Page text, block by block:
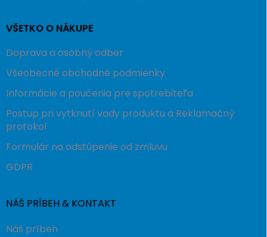
VŠETKO O NÁKUPE
Doprava a osobný odber
Všeobecné obchodné podmienky
Informácie a poučenia pre spotrebiteľa
Postup pri vytknutí vady produktu a Reklamačný
protokol
Formulár na odstúpenie od zmluvu
GDPR
NÁŠ PRÍBEH & KONTAKT
Náš príbeh